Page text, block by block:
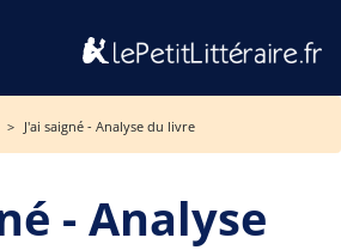
J'ai saigné - Analyse du livre
- Analyse